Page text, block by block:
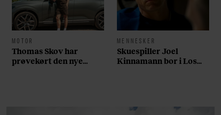
MOTOR
Thomas Skov har
prøvekørt den nye
MENNESKER
Skuespiller Joel
Kinnamann bor i Los
morgen”